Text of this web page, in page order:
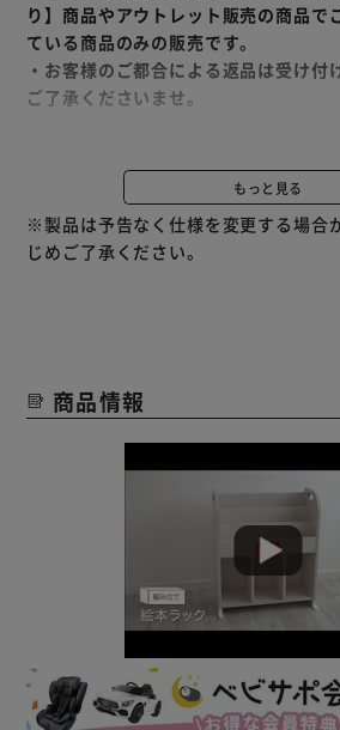
り】商品やアウトレット販売の商品で
ている商品のみの販売です。
・お客様のご都合による返品は受け付
ご了承くださいませ。
本を置くだけで、収納完了。
しまった本の表紙が見えるから、読み
られます。
下段は使い道自由自在。
子供がぶつかっても安全なように、角
す。
もっと見る
※製品は予告なく仕様を変更する場合
じめご了承ください。
商品情報